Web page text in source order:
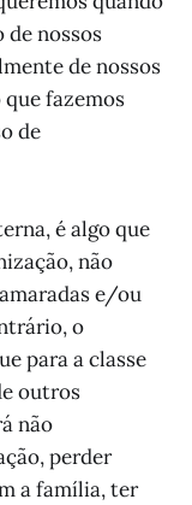
de nossos
de nossos
fazemos
de
é algo que
não
e/ou
o
para a classe
outros
não
perder
a família, ter